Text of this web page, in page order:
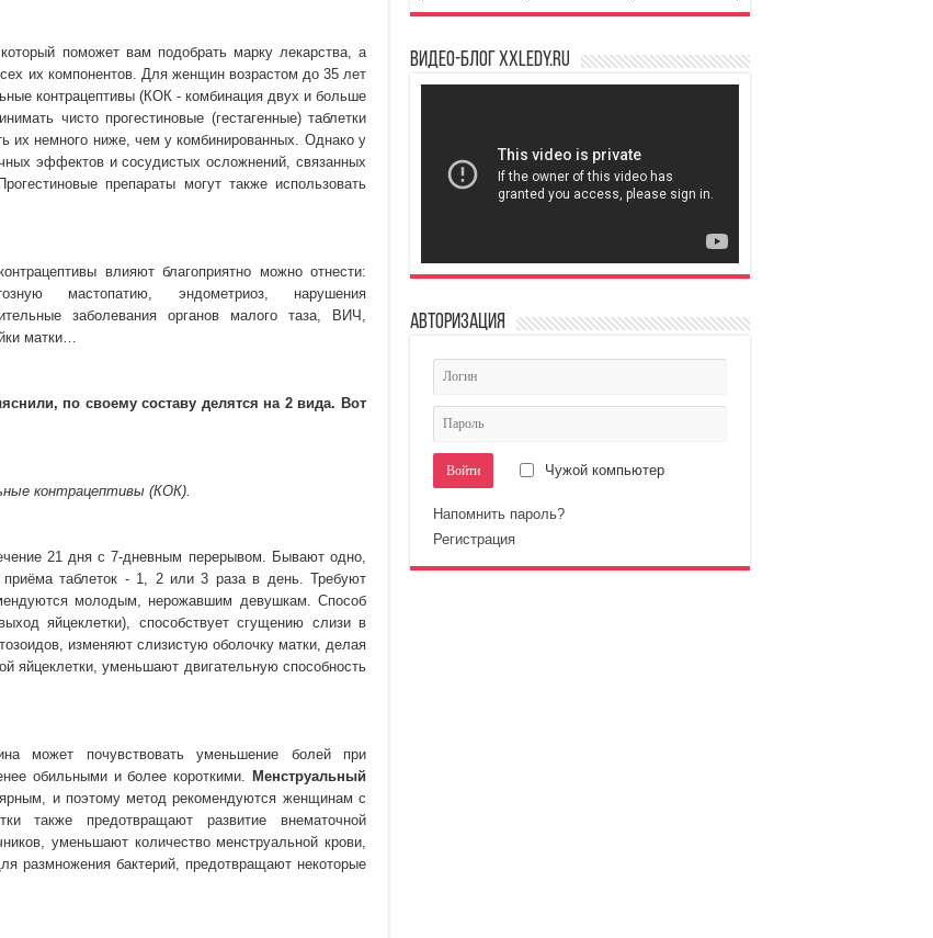
поможет вам подобрать марку лекарства, а
их компонентов. Для женщин возрастом до 35 лет
контрацептивы (КОК - комбинация двух и больше
чисто прогестиновые (гестагенные) таблетки
их немного ниже, чем у комбинированных. Однако у
эффектов и сосудистых осложнений, связанных
препараты могут также использовать
влияют благоприятно можно отнести:
мастопатию, эндометриоз, нарушения
заболевания органов малого таза, ВИЧ,
матки…
по своему составу делятся на 2 вида. Вот
контрацептивы (КОК).
21 дня с 7-дневным перерывом. Бывают одно,
таблеток - 1, 2 или 3 раза в день. Требуют
молодым, нерожавшим девушкам. Способ
яйцеклетки), способствует сгущению слизи в
изменяют слизистую оболочку матки, делая
яйцеклетки, уменьшают двигательную способность
может почувствовать уменьшение болей при
обильными и более короткими. Менструальный
и поэтому метод рекомендуются женщинам с
также предотвращают развитие внематочной
уменьшают количество менструальной крови,
размножения бактерий, предотвращают некоторые
Видео-блог XXLedy.ru
Авторизация
Чужой компьютер
Напомнить пароль?
Регистрация